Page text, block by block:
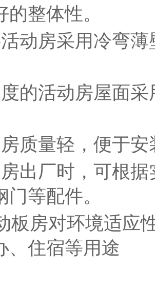
整体性。
动房采用冷弯
的活动房屋面
质量轻，便于
出厂时，可根
等配件。
板房对环境适应
、住宿等用途